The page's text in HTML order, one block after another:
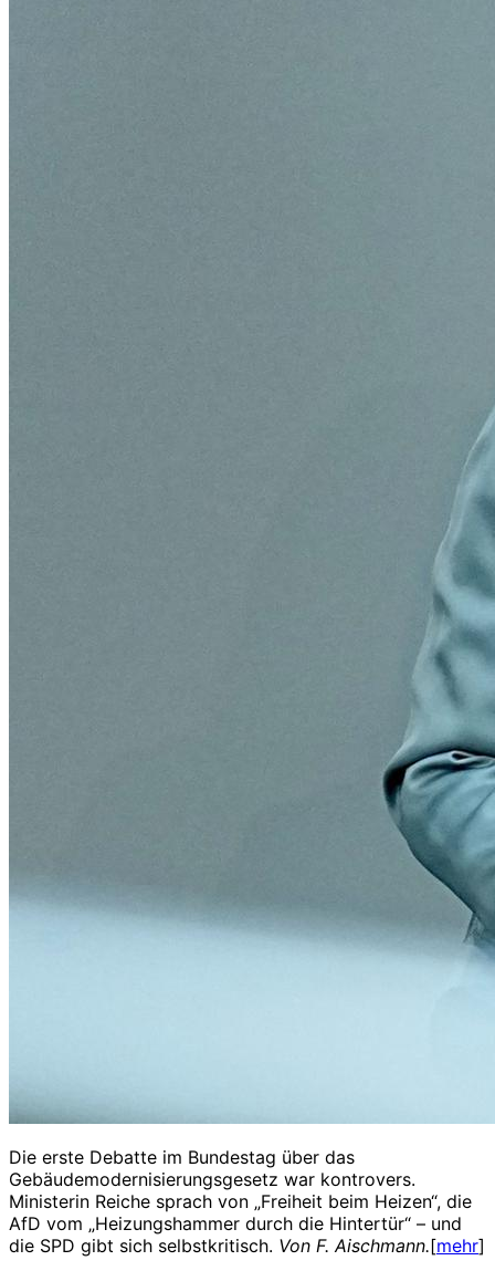
Die erste Debatte im Bundestag über das
Gebäudemodernisierungsgesetz war kontrovers.
Ministerin Reiche sprach von „Freiheit beim Heizen“, die
AfD vom „Heizungshammer durch die Hintertür“ – und
die SPD gibt sich selbstkritisch. Von F. Aischmann.[mehr]